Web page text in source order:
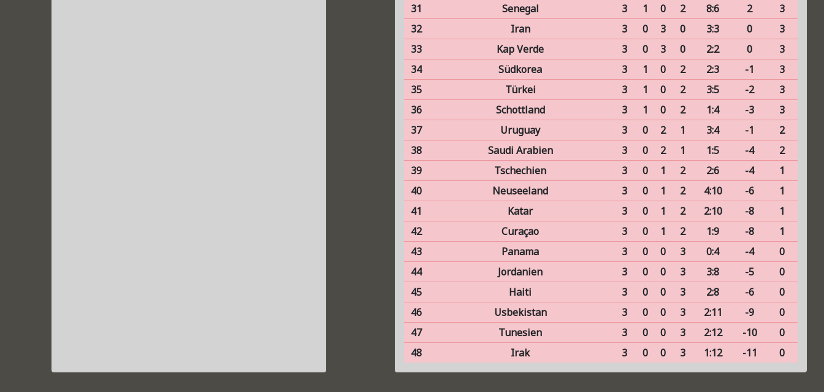
31
Senegal 3 1 0 2 8:6 2
3
32
Iran 3 0 3 0 3:3 0
3
33
Kap Verde 3 0 3 0 2:2 0
3
34
Südkorea 3 1 0 2 2:3 -1
3
35
Türkei 3 1 0 2 3:5 -2
3
36
Schottland 3 1 0 2 1:4 -3
3
37
Uruguay 3 0 2 1 3:4 -1
2
38
Saudi Arabien 3 0 2 1 1:5 -4
2
39
Tschechien 3 0 1 2 2:6 -4
1
40
Neuseeland 3 0 1 2 4:10 -6
1
41
Katar 3 0 1 2 2:10 -8
1
42
Curaçao 3 0 1 2 1:9 -8
1
43
Panama 3 0 0 3 0:4 -4
0
44
Jordanien 3 0 0 3 3:8 -5
0
45
Haiti 3 0 0 3 2:8 -6
0
46
Usbekistan 3 0 0 3 2:11 -9
0
47
Tunesien 3 0 0 3 2:12 -10
0
48
Irak 3 0 0 3 1:12 -11 0